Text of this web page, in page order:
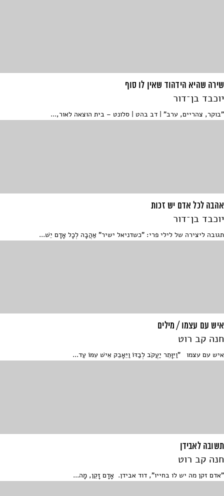
שירה שהיא הידהוד שאין לו סוף
יוכבד בן־דור
"בוקר, צהריים, ערב" | דב בהט | סלונט – בית הוצאה לאור,...
אהבה לכל אדם יש זכות
יוכבד בן־דור
תגובה ליצירה של לילי פרי: "כשדניאל ישיר" אַהֲבָה לְכָל אָדָם יֵשׁ...
איש עם עצמו / מילים
חנה קב רוט
איש עם עצמו "וַיִּוָּתֵר יַעֲקֹב לְבַדּוֹ וַיֵּאָבֵק אִישׁ עִמּוֹ עַד...
תשובה לאבידן
חנה קב רוט
"אדם זקן מה יש לו בחייו", דוד אבידן. אָדָם זָקֵן, מָה...